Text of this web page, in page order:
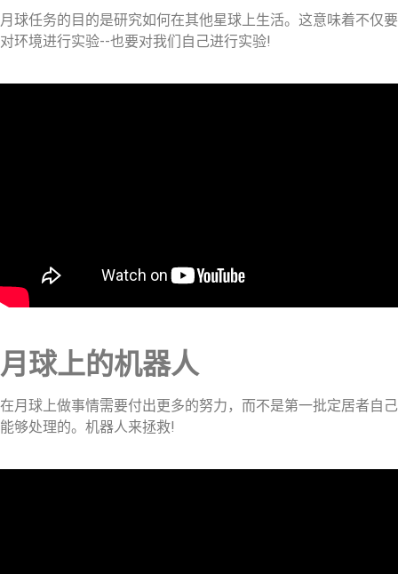
月球任务的目的是研究如何在其他星球上生活。这意味着不仅要
对环境进行实验--也要对我们自己进行实验!
月球上的机器人
在月球上做事情需要付出更多的努力，而不是第一批定居者自己
能够处理的。机器人来拯救!